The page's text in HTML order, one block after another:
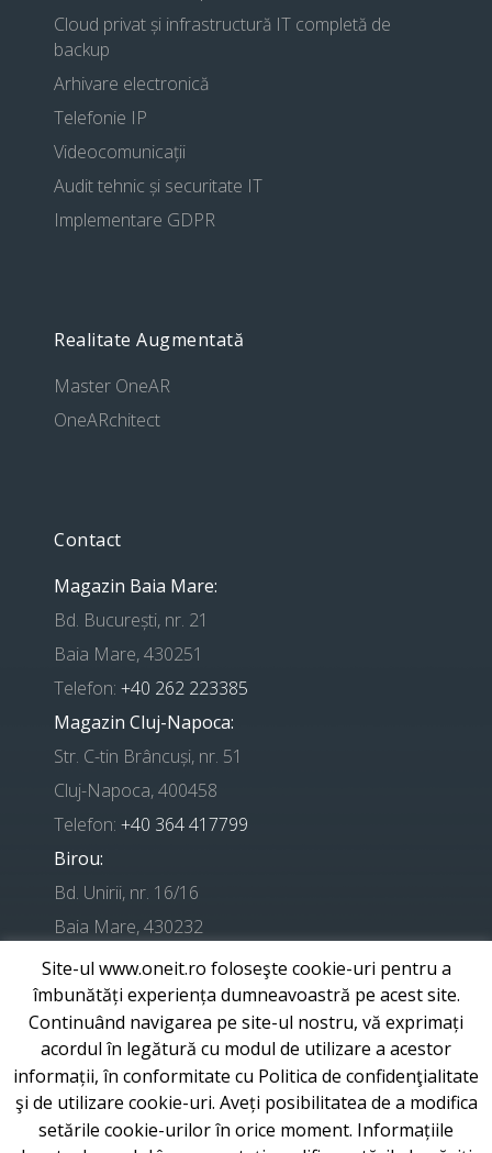
Cloud privat și infrastructură IT completă de
backup
Arhivare electronică
Telefonie IP
Videocomunicații
Audit tehnic și securitate IT
Implementare GDPR
Realitate Augmentată
Master OneAR
OneARchitect
Contact
Magazin Baia Mare:
Bd. București, nr. 21
Baia Mare, 430251
Telefon: +40 262 223385
Magazin Cluj-Napoca:
Str. C-tin Brâncuși, nr. 51
Cluj-Napoca, 400458
Telefon: +40 364 417799
Birou:
Bd. Unirii, nr. 16/16
Baia Mare, 430232
Telefon suport:+ 0741 224524
E-mail:office@one-it.ro
Site-ul www.oneit.ro foloseşte cookie-uri pentru a
îmbunătăți experiența dumneavoastră pe acest site.
Continuând navigarea pe site-ul nostru, vă exprimați
acordul în legătură cu modul de utilizare a acestor
informații, în conformitate cu Politica de confidenţialitate
şi de utilizare cookie-uri. Aveți posibilitatea de a modifica
setările cookie-urilor în orice moment. Informațiile